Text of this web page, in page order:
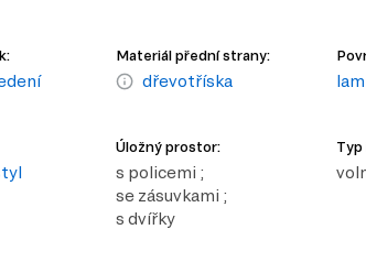
Materiál přední strany:
dřevotříska
Úložný prostor:
s policemi ;
se zásuvkami ;
s dvířky
Typ